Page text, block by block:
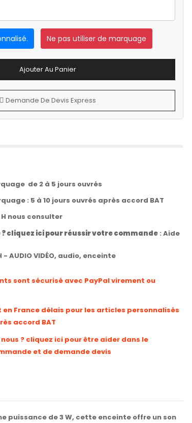
Ne pas utiliser de marquage
Ajouter Au Panier
Demande De Devis Express
de 2 à 5 jours ouvrés
: 5 à 10 jours ouvrés après accord BAT
nous consulter
cliquez ici pour réussir votre commande: Aide
- AUDIO VIDÉO, audio, enceinte
sont sécurisé avec PayPal virement ou
France délais pour les articles personnalisés
accord BAT
? cliquez ici pour être aider dans le
et de demande devis
puissance de 3 W, cette enceinte offre un son